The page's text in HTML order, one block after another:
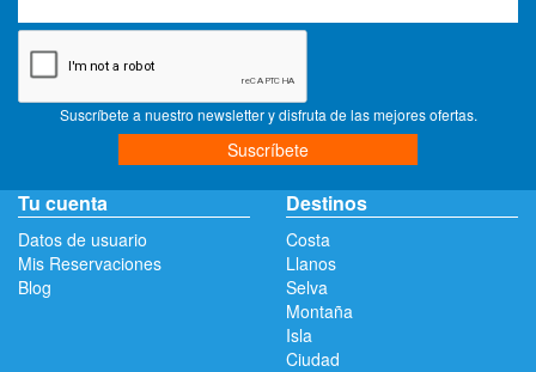
Suscríbete a nuestro newsletter y disfruta de las mejores ofertas.
Suscríbete
Tu cuenta
Datos de usuario
Mis Reservaciones
Blog
Destinos
Costa
Llanos
Selva
Montaña
Isla
Ciudad